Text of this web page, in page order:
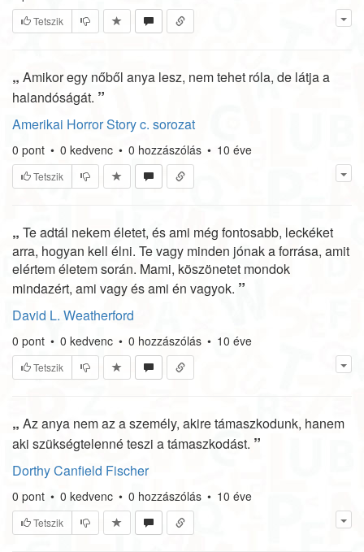
Tetszik
„ Amikor egy nőből anya lesz, nem tehet róla, de látja a
halandóságát. ”
Amerikai Horror Story c. sorozat
0 pont • 0 kedvenc • 0 hozzászólás • 10 éve
Tetszik
„ Te adtál nekem életet, és ami még fontosabb, leckéket
arra, hogyan kell élni. Te vagy minden jónak a forrása, amit
elértem életem során. Mami, köszönetet mondok
mindazért, ami vagy és ami én vagyok. ”
David L. Weatherford
0 pont • 0 kedvenc • 0 hozzászólás • 10 éve
Tetszik
„ Az anya nem az a személy, akire támaszkodunk, hanem
aki szükségtelenné teszi a támaszkodást. ”
Dorthy Canfield Fischer
0 pont • 0 kedvenc • 0 hozzászólás • 10 éve
Tetszik